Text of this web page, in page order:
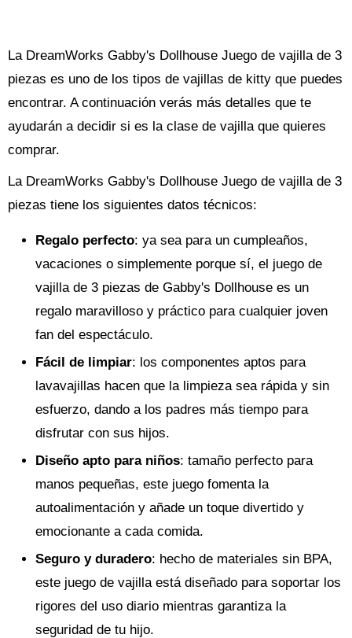
La DreamWorks Gabby's Dollhouse Juego de vajilla de 3
piezas es uno de los tipos de vajillas de kitty que puedes
encontrar. A continuación verás más detalles que te
ayudarán a decidir si es la clase de vajilla que quieres
comprar.
La DreamWorks Gabby's Dollhouse Juego de vajilla de 3
piezas tiene los siguientes datos técnicos:
Regalo perfecto: ya sea para un cumpleaños,
vacaciones o simplemente porque sí, el juego de
vajilla de 3 piezas de Gabby's Dollhouse es un
regalo maravilloso y práctico para cualquier joven
fan del espectáculo.
Fácil de limpiar: los componentes aptos para
lavavajillas hacen que la limpieza sea rápida y sin
esfuerzo, dando a los padres más tiempo para
disfrutar con sus hijos.
Diseño apto para niños: tamaño perfecto para
manos pequeñas, este juego fomenta la
autoalimentación y añade un toque divertido y
emocionante a cada comida.
Seguro y duradero: hecho de materiales sin BPA,
este juego de vajilla está diseñado para soportar los
rigores del uso diario mientras garantiza la
seguridad de tu hijo.